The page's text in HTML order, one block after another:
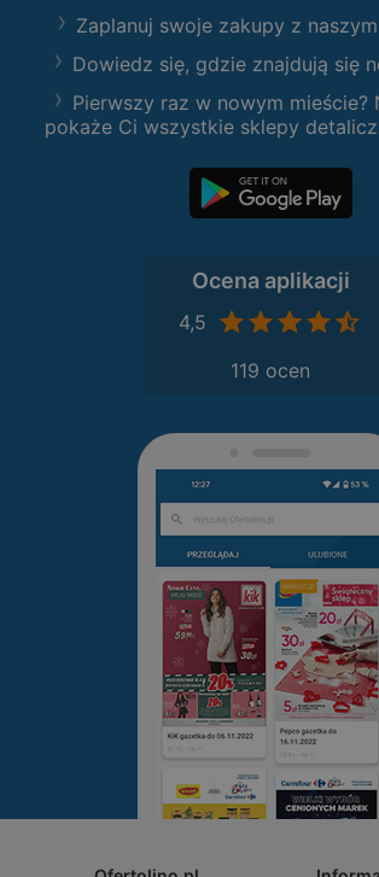
Zaplanuj swoje zakupy z
Dowiedz się, gdzie znajdują się
Pierwszy raz w nowym mieście?
pokaże Ci wszystkie sklepy
Ocena aplikacji
4,5
119 ocen